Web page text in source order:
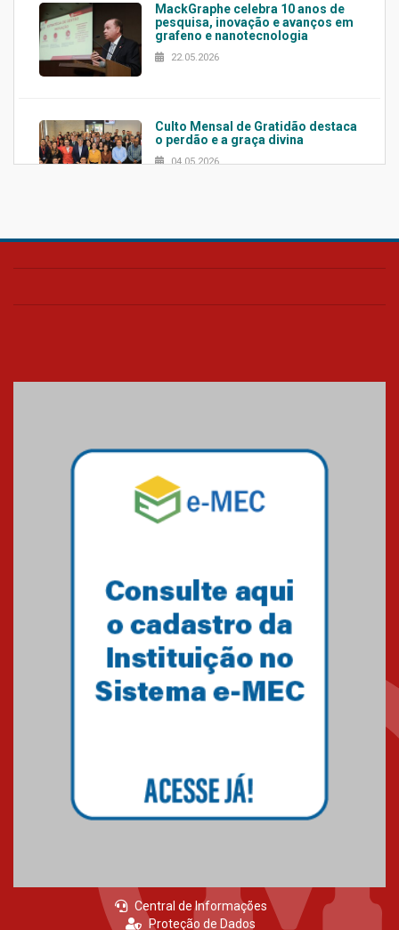
MackGraphe celebra 10 anos de
pesquisa, inovação e avanços em
grafeno e nanotecnologia
22.05.2026
Culto Mensal de Gratidão destaca
o perdão e a graça divina
04.05.2026
Confira como foi o culto mensal
Mackenzie mobiliza campanha
solidária para apoiar famílias em
Minas Gerais
Primeiro culto do ano ressalta o
27.02.2026
Central de Informações
Proteção de Dados